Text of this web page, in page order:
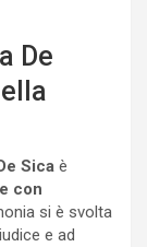
De
Sica è
con
si è svolta
e ad